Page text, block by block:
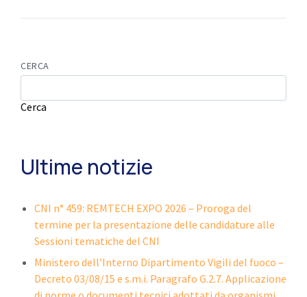
CERCA
Cerca
Ultime notizie
CNI n° 459: REMTECH EXPO 2026 – Proroga del
termine per la presentazione delle candidature alle
Sessioni tematiche del CNI
Ministero dell’Interno Dipartimento Vigili del fuoco –
Decreto 03/08/15 e s.m.i. Paragrafo G.2.7. Applicazione